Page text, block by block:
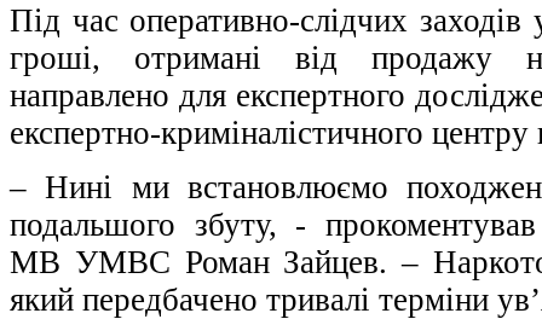
Під час оперативно-слідчих
гроші, отримані від продажу
направлено для експертного
експертно-криміналістичного
– Нині ми встановлюємо
подальшого збуту, -
МВ УМВС Роман Зайцев. –
який передбачено тривалі терміни